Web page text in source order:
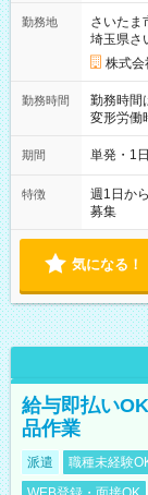
勤務地
さいたま
埼玉県さ
株式会
勤務時間
勤務時間
変形労働時間
～21：00
期間 単発・1
特徴
週1日か
募集
気になる！
給与即払い
品作業
派遣 職種未経験